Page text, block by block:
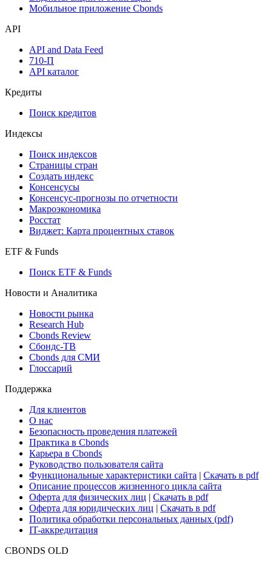
Мобильное приложение Cbonds
API
API and Data Feed
710-П
API каталог
Кредиты
Поиск кредитов
Индексы
Поиск индексов
Страницы стран
Создать индекс
Консенсусы
Консенсус-прогнозы по отчетности
Макроэкономика
Росстат
Виджет: Карта процентных ставок
ETF & Funds
Поиск ETF & Funds
Новости и Аналитика
Новости рынка
Research Hub
Cbonds Review
Сбондс-ТВ
Cbonds для СМИ
Глоссарий
Поддержка
Для клиентов
О нас
Безопасность проведения платежей
Практика в Cbonds
Карьера в Cbonds
Руководство пользователя сайта
Функциональные характеристики сайта | Скачать в pdf
Описание процессов жизненного цикла сайта
Оферта для физических лиц | Скачать в pdf
Оферта для юридических лиц | Скачать в pdf
Политика обработки персональных данных (pdf)
IT-аккредитация
CBONDS OLD